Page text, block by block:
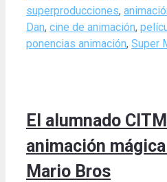
superproducciones,
Dan, cine de animación,
ponencias animación, Super
El alumnado
animación
Mario Bros